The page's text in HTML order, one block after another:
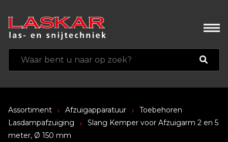
Assortiment Afzuigapparatuur
Toebehoren
Lasdampafzuiging
Slang Kemper voor Afzuigarm 2 en 5
meter, Ø 150 mm